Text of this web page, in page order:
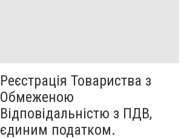
Реєстрація Товариства з
Обмеженою
Відповідальністю з ПДВ,
єдиним податком.